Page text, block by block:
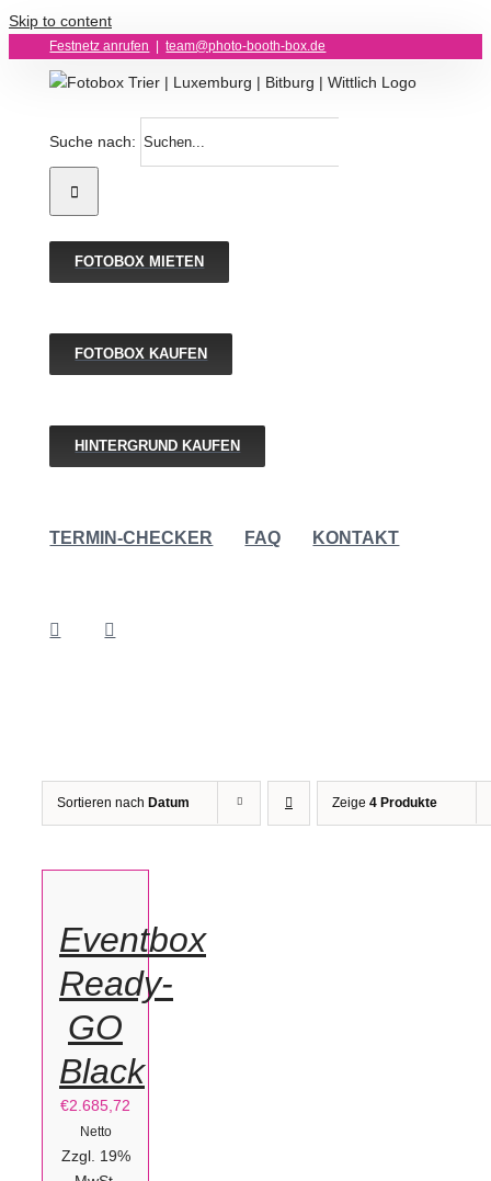
Skip to content
Festnetz anrufen team@photo-booth-box.de
Suche nach:
FOTOBOX MIETEN
FOTOBOX KAUFEN
HINTERGRUND KAUFEN
TERMIN-CHECKER FAQ KONTAKT
Sortieren nach Datum Zeige 4 Produkte
WÄHLEN
DETAILS
Eventbox
Ready-
GO
Black
€2.685,72
Netto
Zzgl. 19%